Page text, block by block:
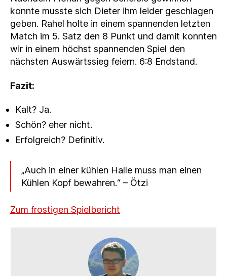
konnte musste sich Dieter ihm leider geschlagen
geben. Rahel holte in einem spannenden letzten
Match im 5. Satz den 8 Punkt und damit konnten
wir in einem höchst spannenden Spiel den
nächsten Auswärtssieg feiern. 6:8 Endstand.
Fazit:
Kalt? Ja.
Schön? eher nicht.
Erfolgreich? Definitiv.
„Auch in einer kühlen Halle muss man einen
Kühlen Kopf bewahren.“ – Ötzi
Zum frostigen Spielbericht